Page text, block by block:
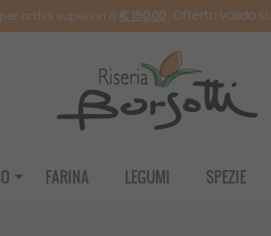
per ordini superiori a € 150.00 . Offerta valida
FARINA LEGUMI SPEZIE